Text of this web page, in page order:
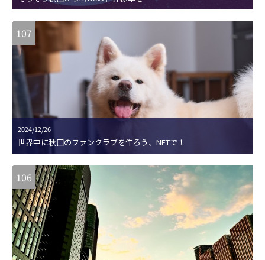
107
2024/12/26
世界中に秋田のファンクラブを作ろう、NFTで！
106